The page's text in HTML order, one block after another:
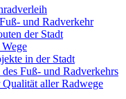
und Radverkehr
der Stadt
in der Stadt
Fuß- und Radverkehrs
aller Radwege